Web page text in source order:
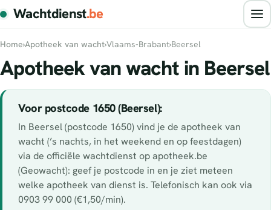
Wachtdienst.be
Home›Apotheek van wacht›Vlaams-Brabant›Beersel
Apotheek van wacht in Beersel
Voor postcode 1650 (Beersel):
In Beersel (postcode 1650) vind je de apotheek van
wacht (’s nachts, in het weekend en op feestdagen)
via de officiële wachtdienst op apotheek.be
(Geowacht): geef je postcode in en je ziet meteen
welke apotheek van dienst is. Telefonisch kan ook via
0903 99 000 (€1,50/min).